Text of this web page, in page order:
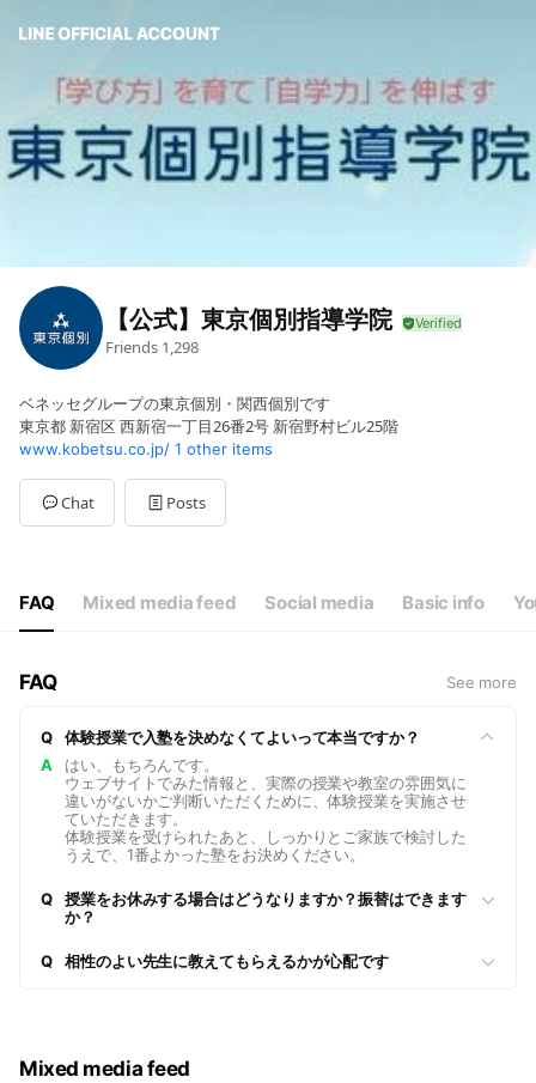
【公式】東京個別指導学院
Friends 1,298
ベネッセグループの東京個別・関西個別です
東京都 新宿区 西新宿一丁目26番2号 新宿野村ビル25階
www.kobetsu.co.jp/ 1 other items
Chat Posts
FAQ Mixed media feed Social media Basic info
FAQ See more
Q
体験授業で入塾を決めなくてよいって本当ですか？
A
はい、もちろんです。
ウェブサイトでみた情報と、実際の授業や教室の雰囲気に
違いがないかご判断いただくために、体験授業を実施させ
ていただきます。
体験授業を受けられたあと、しっかりとご家族で検討した
うえで、1番よかった塾をお決めください。
Q
授業をお休みする場合はどうなりますか？振替はできます
か？
Q 相性のよい先生に教えてもらえるかが心配です
Mixed media feed